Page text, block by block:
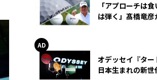
「アプローチは
は弾く」髙橋竜彦
オデッセイ『ター
日本生まれの新